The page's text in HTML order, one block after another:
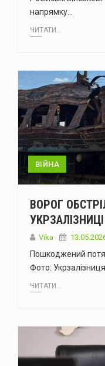
напрямку…
ЧИТАТИ...
ВІЙНА
ВОРОГ
Vika
Пошкоджений
Фото:
ЧИТАТИ...